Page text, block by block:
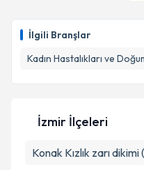
İlgili Branşlar
Kadın Hastalıkları ve
bilgilendireceğiz.
Kişisel verilerimin
Metni
İzmir İlçeleri
Konak Kızlık zarı